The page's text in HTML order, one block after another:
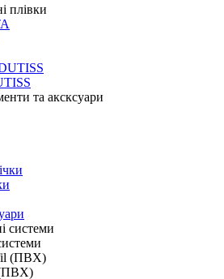
плівки
та аксксуари